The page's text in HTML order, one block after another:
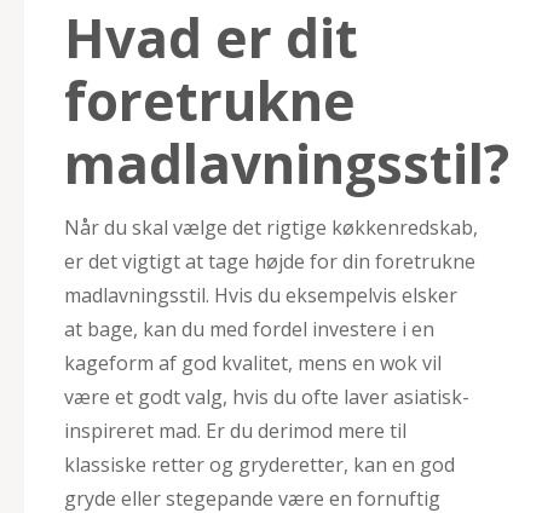
Hvad er dit
foretrukne
madlavningsstil?
Når du skal vælge det rigtige køkkenredskab,
er det vigtigt at tage højde for din foretrukne
madlavningsstil. Hvis du eksempelvis elsker
at bage, kan du med fordel investere i en
kageform af god kvalitet, mens en wok vil
være et godt valg, hvis du ofte laver asiatisk-
inspireret mad. Er du derimod mere til
klassiske retter og gryderetter, kan en god
gryde eller stegepande være en fornuftig